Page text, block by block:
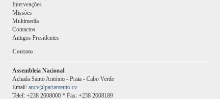
Intervenções
Missões
Multimedia
Contactos
Antigos Presidentes
Contato
Assembleia Nacional
Achada Santo António - Praia - Cabo Verde
Email: ancv@parlamento.cv
Telef: +238 2608000 * Fax: +238 2608189